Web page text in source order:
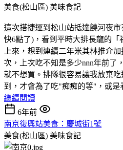
美食(松山區) 美味食記
這次搭捷運到松山站抵達饒河夜
快6點了)，看到平時大排長龍的
上來，想到連續二年米其林推介
次，上次吃不知是多少nnn年前了
就不想買。排隊很容易讓我放棄
到，才會為了吃"痴痴的等"，或是
繼續閱讀
6年前
南京復興站美食：慶城街1號
美食(松山區) 美味食記